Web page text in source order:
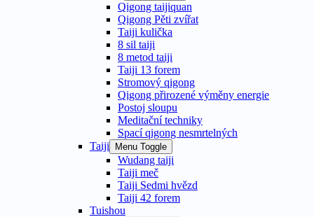
Qigong taijiquan
Qigong Pěti zvířat
Taiji kulička
8 sil taiji
8 metod taiji
Taiji 13 forem
Stromový qigong
Qigong přirozené výměny energie
Postoj sloupu
Meditační techniky
Spací qigong nesmrtelných
Taiji
Menu Toggle
Wudang taiji
Taiji meč
Taiji Sedmi hvězd
Taiji 42 forem
Tuishou